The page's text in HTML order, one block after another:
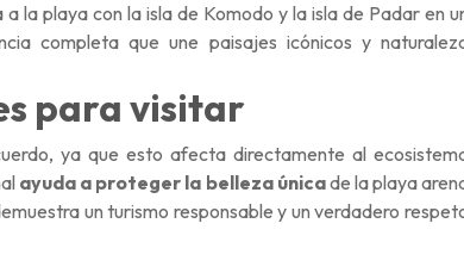
la playa con la isla de Komodo y la isla de Padar en
completa que une paisajes icónicos y
para visitar
ya que esto afecta directamente al
ayuda a proteger la belleza únicade la playa
un turismo responsable y un verdadero